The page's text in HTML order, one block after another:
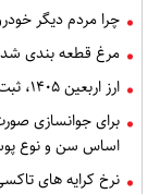
چرا مردم دیگر
مرغ قطعه‌ بندی
ارز اربعین ۱۴۰۵، ثبت‌ نام و قیمت دینار
برای جوانسازی
اساس سن و نوع
نرخ کرایه های تاکسی بین شهری